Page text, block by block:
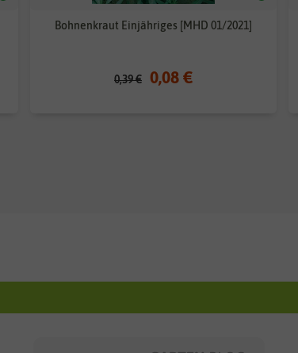
Bohnenkraut Einjähriges [MHD 01/2021]
0,39 € 0,08 €